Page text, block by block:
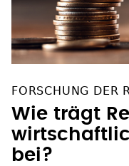
FORSCHUNG DER
Wie trägt
bei?